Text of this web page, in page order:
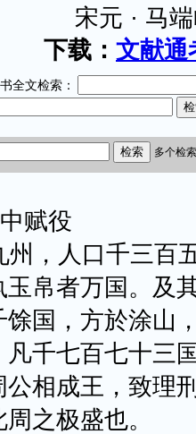
宋元 · 马
下载： 文献
全文检索：
赋役
人口千三百
帛者万国。及
国，方於涂山
千七百七十三
相成王，致理
之极盛也。